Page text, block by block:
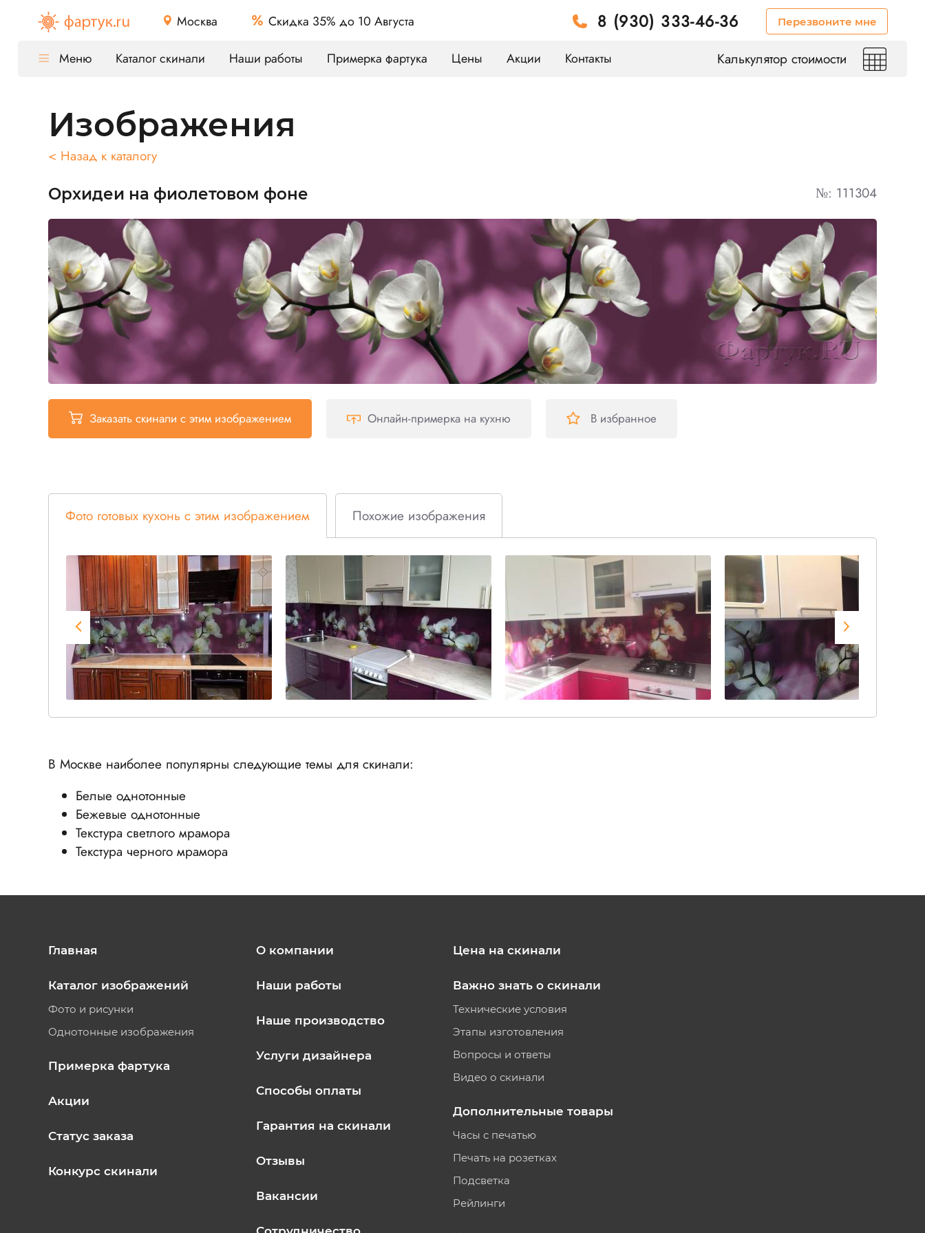
Москва Скидка 35% до 10 Августа 8 (930) 333-46-36 Перезвоните мне
Меню Каталог скинали Наши работы Примерка фартука Цены Акции Контакты Калькулятор стоимости
Изображения
< Назад к каталогу
Орхидеи на фиолетовом фоне №: 111304
Заказать скинали с этим изображением Онлайн-примерка на кухню В избранное
Фото готовых кухонь с этим изображением Похожие изображения
В Москве наиболее популярны следующие темы для скинали:
Белые однотонные
Бежевые однотонные
Текстура светлого мрамора
Текстура черного мрамора
Главная
Каталог изображений
Фото и рисунки
Однотонные изображения
Примерка фартука
Акции
Статус заказа
Конкурс скинали
О компании
Наши работы
Наше производство
Услуги дизайнера
Способы оплаты
Гарантия на скинали
Отзывы
Вакансии
Цена на скинали
Важно знать о скинали
Технические условия
Этапы изготовления
Вопросы и ответы
Видео о скинали
Дополнительные товары
Часы с печатью
Печать на розетках
Подсветка
Рейлинги